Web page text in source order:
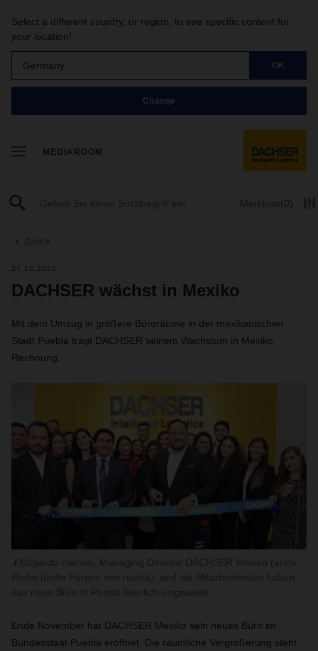
Select a different country, or region, to see specific content for
your location!
Germany OK
Change
MEDIAROOM
Merkliste(0)
Zurück
27.12.2022
DACHSER wächst in Mexiko
Mit dem Umzug in größere Büroräume in der mexikanischen
Stadt Puebla trägt DACHSER seinem Wachstum in Mexiko
Rechnung.
Ende November hat DACHSER Mexiko sein neues Büro im
Bundesstaat Puebla eröffnet. Die räumliche Vergrößerung steht